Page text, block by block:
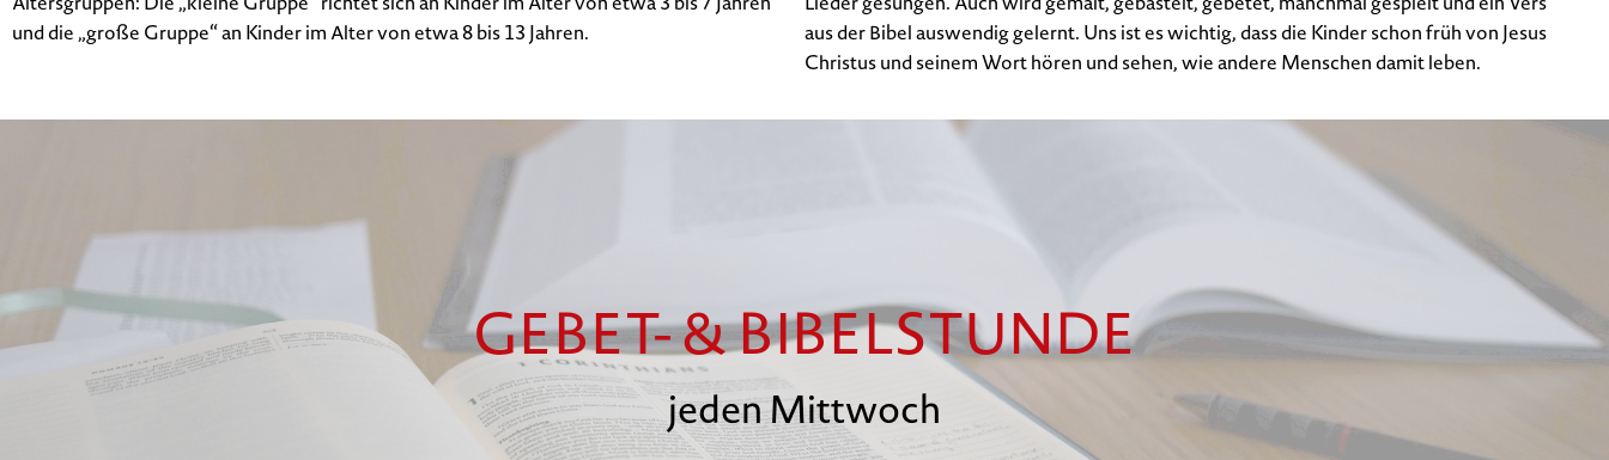
und die „große Gruppe“ an Kinder im Alter von etwa 8 bis 13 Jahren.
aus der Bibel auswendig gelernt. Uns ist es wichtig, dass die Kinder schon früh von Jesus
Christus und seinem Wort hören und sehen, wie andere Menschen damit leben.
GEBET- & BIBELSTUNDE
jeden Mittwoch